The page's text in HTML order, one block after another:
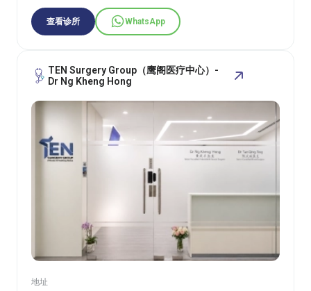
查看诊所 WhatsApp
TEN Surgery Group（鹰阁医疗中心）-
Dr Ng Kheng Hong
地址